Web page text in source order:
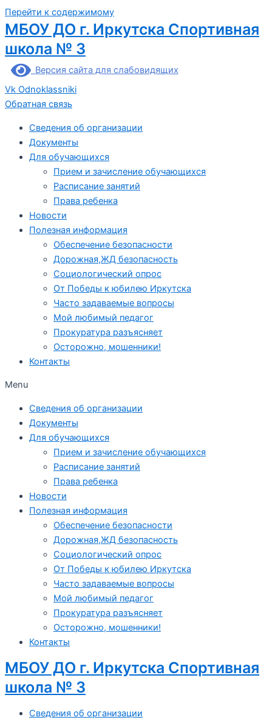
Перейти к содержимому
МБОУ ДО г. Иркутска Спортивная
школа № 3
Версия сайта для слабовидящих
Vk Odnoklassniki
Обратная связь
Сведения об организации
Документы
Для обучающихся
Прием и зачисление обучающихся
Расписание занятий
Права ребенка
Новости
Полезная информация
Обеспечение безопасности
Дорожная,ЖД безопасность
Социологический опрос
От Победы к юбилею Иркутска
Часто задаваемые вопросы
Мой любимый педагог
Прокуратура разъясняет
Осторожно, мошенники!
Контакты
Menu
Сведения об организации
Документы
Для обучающихся
Прием и зачисление обучающихся
Расписание занятий
Права ребенка
Новости
Полезная информация
Обеспечение безопасности
Дорожная,ЖД безопасность
Социологический опрос
От Победы к юбилею Иркутска
Часто задаваемые вопросы
Мой любимый педагог
Прокуратура разъясняет
Осторожно, мошенники!
Контакты
МБОУ ДО г. Иркутска Спортивная
школа № 3
Сведения об организации